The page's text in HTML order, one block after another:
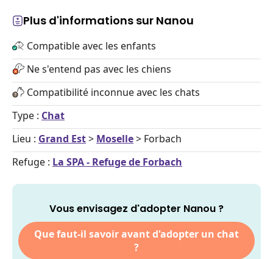
Plus d'informations sur Nanou
Compatible avec les enfants
Ne s'entend pas avec les chiens
Compatibilité inconnue avec les chats
Type : Chat
Lieu : Grand Est> Moselle> Forbach
Refuge : La SPA - Refuge de Forbach
Vous envisagez d'adopter Nanou ?
Que faut-il savoir avant d'adopter un chat
?